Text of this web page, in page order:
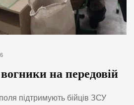
на передовій
підтримують бійців ЗСУ